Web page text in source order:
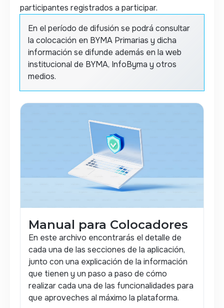
participantes registrados a participar.
En el período de difusión se podrá consultar
la colocación en BYMA Primarias y dicha
información se difunde además en la web
institucional de BYMA, InfoByma y otros
medios.
Manual para Colocadores
En este archivo encontrarás el detalle de
cada una de las secciones de la aplicación,
junto con una explicación de la información
que tienen y un paso a paso de cómo
realizar cada una de las funcionalidades para
que aproveches al máximo la plataforma.